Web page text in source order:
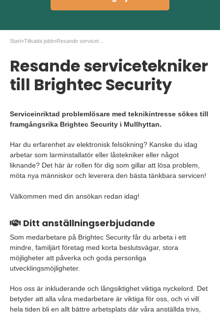
Start»Tillsatta jobb»
Resande servicetekniker
till Brightec Security
Serviceinriktad problemlösare med teknikintresse sökes till
framgångsrika Brightec Security i Mullhyttan.
Har du erfarenhet av elektronisk felsökning? Kanske du idag
arbetar som larminstallatör eller låstekniker eller något
liknande? Det här är rollen för dig som gillar att lösa problem,
möta nya människor och leverera den bästa tänkbara servicen!
Välkommen med din ansökan redan idag!
Ditt anställningserbjudande
Som medarbetare på Brightec Security får du arbeta i ett
mindre, familjärt företag med korta beslutsvägar, stora
möjligheter att påverka och goda personliga
utvecklingsmöjligheter.
Hos oss är inkluderande och långsiktighet viktiga nyckelord. Det
betyder att alla våra medarbetare är viktiga för oss, och vi vill
hela tiden bli en allt bättre arbetsplats där våra anställda trivs,